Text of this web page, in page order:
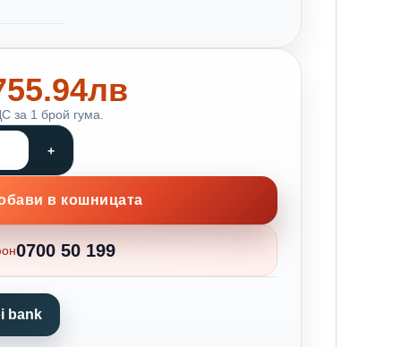
за 1 брой гума.
в кошницата
0700 50 199
bank